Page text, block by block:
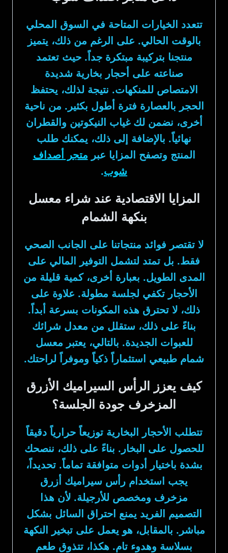
تتعدد الخيارات المتاحة في السوق المحلي
بالوقت الحالي. على الرغم من ذلك، يتميز
منتجنا بتركيبة مبتكرة جداً. حيث تعتمد
صناعته على أحجار بخارية شديدة
الامتصاص للمنكهات. نتيجة لذلك، يحتفظ
الحجر بالعصارة فترة أطول بكثير. من ناحية
أخرى، نضمن لك غياب النيكوتين والقطران
نهائياً. بالإضافة إلى ذلك، يمكنك طلب
المنتج وتصفح المزايا عبر متجر أصداف
شوب.
المزايا الاقتصادية عند شراء معسل
بنكهة الشمام
لا تقتصر فوائد منتجاتنا على الجانب الصحي
فقط. بل تمتد لتشمل التوفير المالي على
المدى الطويل. بعبارة أخرى، كمية قليلة من
الأحجار تكفي لجلسة مطولة. علاوة على
ذلك، لا تحترق هذه المكونات بسرعة أبداً.
بناءً على ذلك، ستقلل من معدل شرائك
للعبوات الجديدة. بالتالي، يعتبر معسل
شمام طبيعي استثماراً ذكياً وموفراً لراحتك.
كيف يعزز الرأس السيراميك الأزرق
المزخرف جودة الجلسة؟
تتطلب الأحجار البخارية توزيعاً حرارياً دقيقاً
للحصول على البخار. بناءً على ذلك، ننصحك
بشدة باختيار أدوات متوافقة تماماً. تحديداً،
يجب استخدام رأس سيراميك أزرق
مزخرف ومخصص للأرجيلة. لأن هذا
التصميم الفريد يمنع احتراق السائل بشكل
مباشر. بالمقابل، هو يعمل على تبخير النكهة
بسلاسة وهدوء تام. هكذا، تتذوق طعم